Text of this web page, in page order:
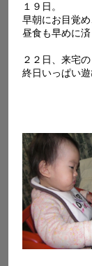
１９日。
早朝にお目覚め
昼食も早めに済
２２日、来宅の
終日いっぱい遊